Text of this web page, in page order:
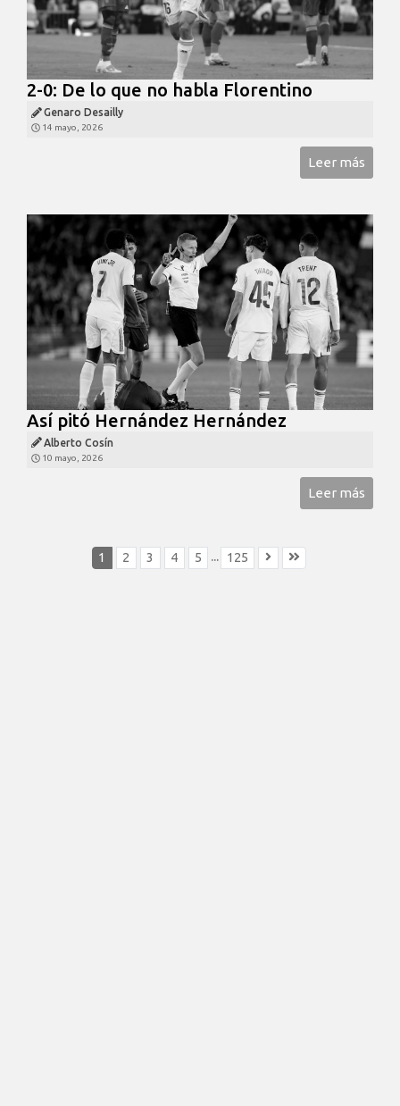
2-0: De lo que no habla Florentino
Genaro Desailly
14 mayo, 2026
Leer más
Así pitó Hernández Hernández
Alberto Cosín
10 mayo, 2026
Leer más
1 2 3 4 5 125